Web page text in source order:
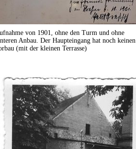
von 1901, ohne den Turm und ohne
Anbau. Der Haupteingang hat noch keinen
(mit der kleinen Terrasse)